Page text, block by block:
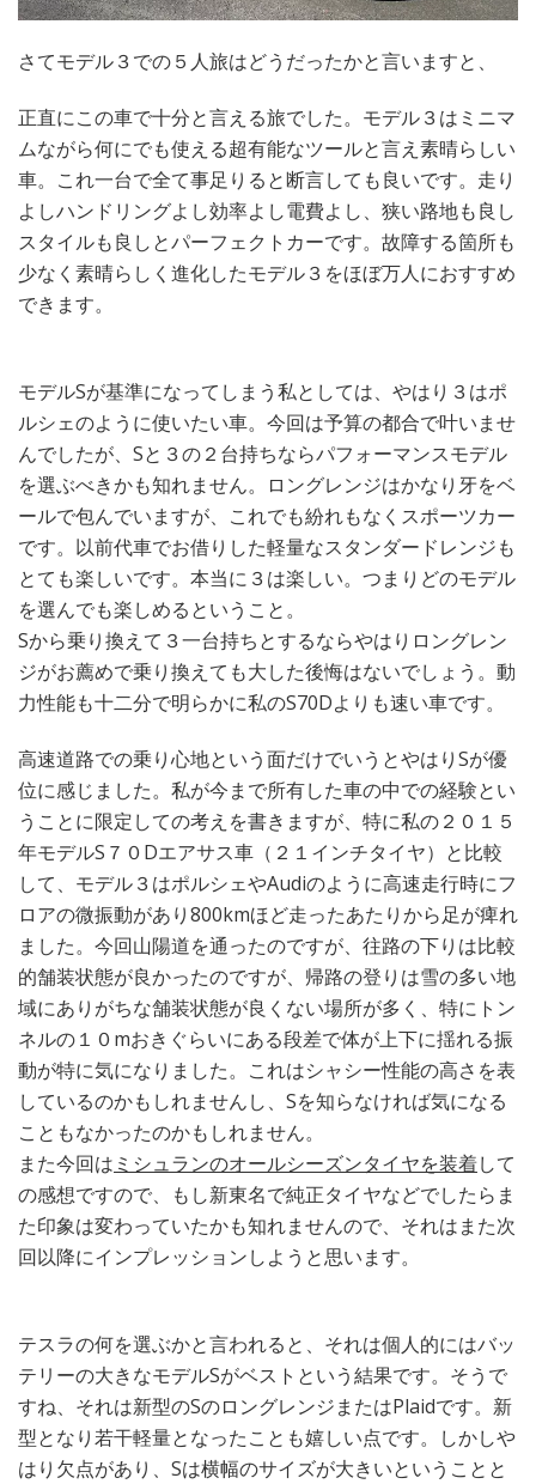
さてモデル３での５人旅はどうだったかと言いますと、
正直にこの車で十分と言える旅でした。モデル３はミニマ
ムながら何にでも使える超有能なツールと言え素晴らしい
車。これ一台で全て事足りると断言しても良いです。走り
よしハンドリングよし効率よし電費よし、狭い路地も良し
スタイルも良しとパーフェクトカーです。故障する箇所も
少なく素晴らしく進化したモデル３をほぼ万人におすすめ
できます。
モデルSが基準になってしまう私としては、やはり３はポ
ルシェのように使いたい車。今回は予算の都合で叶いませ
んでしたが、Sと３の２台持ちならパフォーマンスモデル
を選ぶべきかも知れません。ロングレンジはかなり牙をベ
ールで包んでいますが、これでも紛れもなくスポーツカー
です。以前代車でお借りした軽量なスタンダードレンジも
とても楽しいです。本当に３は楽しい。つまりどのモデル
を選んでも楽しめるということ。
Sから乗り換えて３一台持ちとするならやはりロングレン
ジがお薦めで乗り換えても大した後悔はないでしょう。動
力性能も十二分で明らかに私のS70Dよりも速い車です。
高速道路での乗り心地という面だけでいうとやはりSが優
位に感じました。私が今まで所有した車の中での経験とい
うことに限定しての考えを書きますが、特に私の２０１５
年モデルS７０Dエアサス車（２１インチタイヤ）と比較
して、モデル３はポルシェやAudiのように高速走行時にフ
ロアの微振動があり800kmほど走ったあたりから足が痺れ
ました。今回山陽道を通ったのですが、往路の下りは比較
的舗装状態が良かったのですが、帰路の登りは雪の多い地
域にありがちな舗装状態が良くない場所が多く、特にトン
ネルの１０mおきぐらいにある段差で体が上下に揺れる振
動が特に気になりました。これはシャシー性能の高さを表
しているのかもしれませんし、Sを知らなければ気になる
こともなかったのかもしれません。
また今回は ミシュランのオールシーズンタイヤを装着して
の感想ですので、もし新東名で純正タイヤなどでしたらま
た印象は変わっていたかも知れませんので、それはまた次
回以降にインプレッションしようと思います。
テスラの何を選ぶかと言われると、それは個人的にはバッ
テリーの大きなモデルSがベストという結果です。そうで
すね、それは新型のSのロングレンジまたはPlaidです。新
型となり若干軽量となったことも嬉しい点です。しかしや
はり欠点があり、Sは横幅のサイズが大きいということと